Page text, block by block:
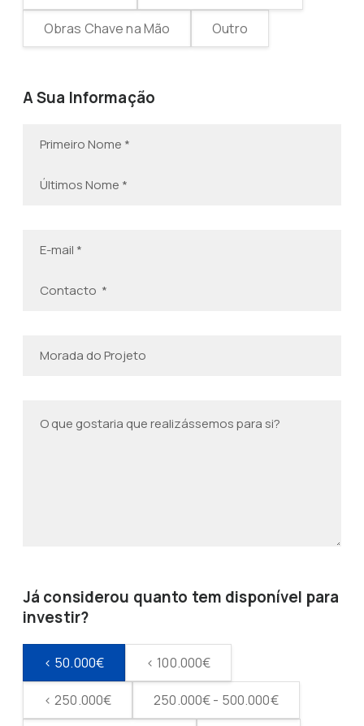
Obras Chave na Mão Outro
A Sua Informação
Já considerou quanto tem disponível para
investir?
< 50.000€ < 100.000€
< 250.000€ 250.000€ - 500.000€